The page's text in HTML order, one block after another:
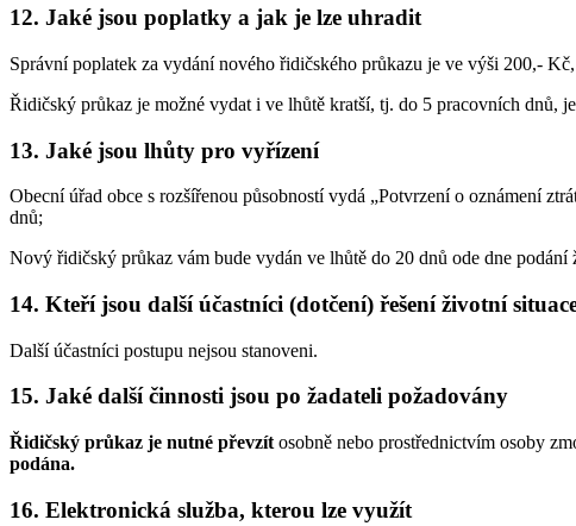
12. Jaké jsou poplatky a jak je lze uhradit
Správní poplatek za vydání nového řidičského průkazu je ve výši 200,-
Řidičský průkaz je možné vydat i ve lhůtě kratší, tj. do 5 pracovních dnů,
13. Jaké jsou lhůty pro vyřízení
Obecní úřad obce s rozšířenou působností vydá „Potvrzení o oznámení
dnů;
Nový řidičský průkaz vám bude vydán ve lhůtě do 20 dnů ode dne
14. Kteří jsou další účastníci (dotčení) řešení životní
Další účastníci postupu nejsou stanoveni.
15. Jaké další činnosti jsou po žadateli požadovány
Řidičský průkaz je nutné převzít osobně nebo prostřednictvím osoby
podána.
16. Elektronická služba, kterou lze využít